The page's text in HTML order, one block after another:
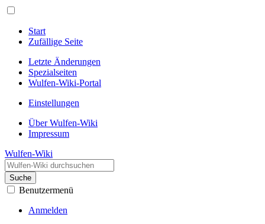
Start
Zufällige Seite
Letzte Änderungen
Spezialseiten
Wulfen-Wiki-Portal
Einstellungen
Über Wulfen-Wiki
Impressum
Wulfen-Wiki
Suche
Benutzermenü
Anmelden